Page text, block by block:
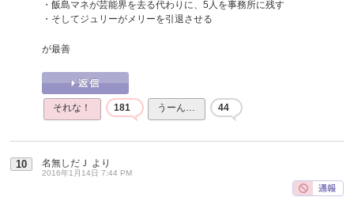
・飯島マネが芸能界を去る代わりに、5人を事務所に残す
・そしてジュリーがメリーを引退させる
が最善
それな！ 181 うーん… 44
10 名無しだＪ より
2016年1月14日 7:44 PM